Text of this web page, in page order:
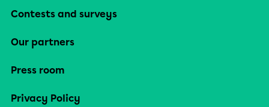
Contests and surveys
Our partners
Press room
Privacy Policy